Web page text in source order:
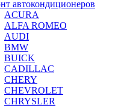
автокондиционеров
ACURA
ALFA ROMEO
AUDI
BMW
BUICK
CADILLAC
CHERY
CHEVROLET
CHRYSLER